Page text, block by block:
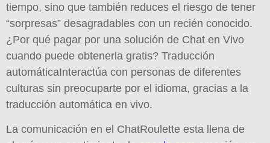
tiempo, sino que también reduces el riesgo de tener
“sorpresas” desagradables con un recién conocido.
¿Por qué pagar por una solución de Chat en Vivo
cuando puede obtenerla gratis? Traducción
automáticaInteractúa con personas de diferentes
culturas sin preocuparte por el idioma, gracias a la
traducción automática en vivo.
La comunicación en el ChatRoulette esta llena de